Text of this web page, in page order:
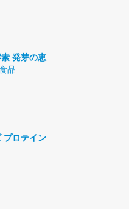
発芽の恵
品
プロテイン